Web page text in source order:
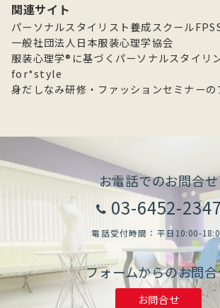
イ
ブ
関連サイト
パーソナルスタイリスト養成スクール
一般社団法人日本服装心理学協会
服装心理学®に基づくパーソナルスタイリ
for*style
身だしなみ研修・ファッションセミナーの
お電話でのお問合せ
03-6452-2347
電話受付時間：平日10:00-
フォームからのお問
お問合せ